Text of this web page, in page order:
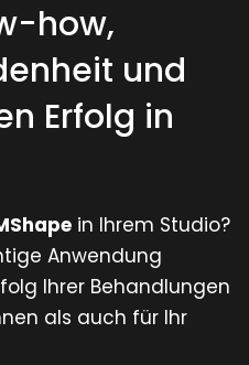
how,
und
Erfolg in
in Ihrem Studio?
Anwendung
Ihrer Behandlungen
als auch für Ihr